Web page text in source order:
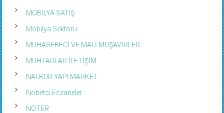
MOBİLYA SATIŞ
Mobilya Sektörü
MUHASEBECİ VE MALİ MÜŞAVİRLER
MUHTARLAR İLETİŞİM
NALBUR YAPI MARKET
Nöbetci Eczaneler
NOTER